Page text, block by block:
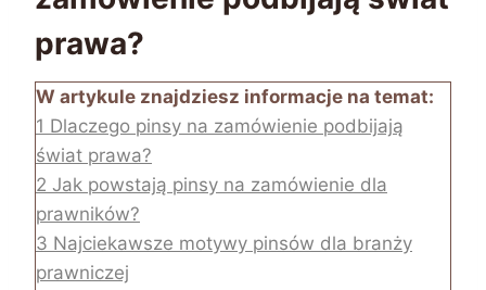
prawa?
W artykule znajdziesz informacje na temat:
1 Dlaczego pinsy na zamówienie podbijają
świat prawa?
2 Jak powstają pinsy na zamówienie dla
prawników?
3 Najciekawsze motywy pinsów dla branży
prawniczej